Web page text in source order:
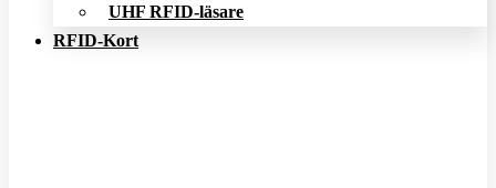
UHF RFID-läsare
RFID-Kort